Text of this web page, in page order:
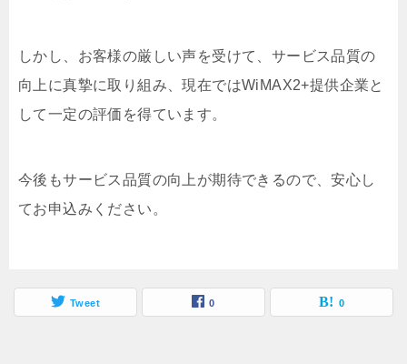
しかし、お客様の厳しい声を受けて、サービス品質の
向上に真摯に取り組み、現在ではWiMAX2+提供企業と
して一定の評価を得ています。
今後もサービス品質の向上が期待できるので、安心し
てお申込みください。
Tweet 0 0